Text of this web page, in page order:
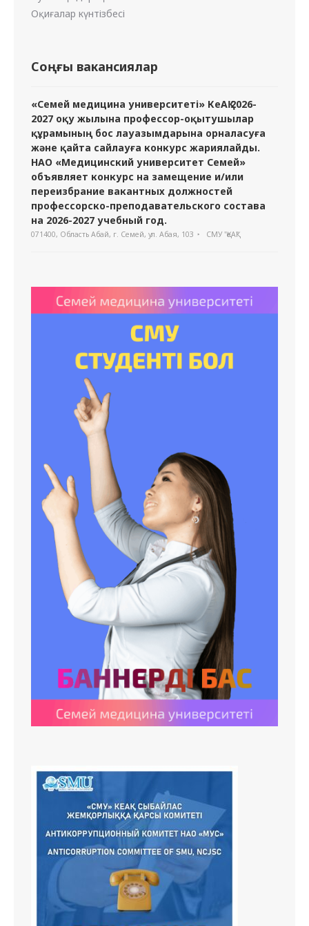
Оқиғалар күнтізбесі
Соңғы вакансиялар
«Семей медицина университеті» КеАҚ 2026-
2027 оқу жылына профессор-оқытушылар
құрамының бос лауазымдарына орналасуға
және қайта сайлауға конкурс жариялайды.
НАО «Медицинский университет Семей»
объявляет конкурс на замещение и/или
переизбрание вакантных должностей
профессорско-преподавательского состава
на 2026-2027 учебный год.
071400, Область Абай, г. Семей, ул. Абая, 103 СМУ "ҚеАҚ"